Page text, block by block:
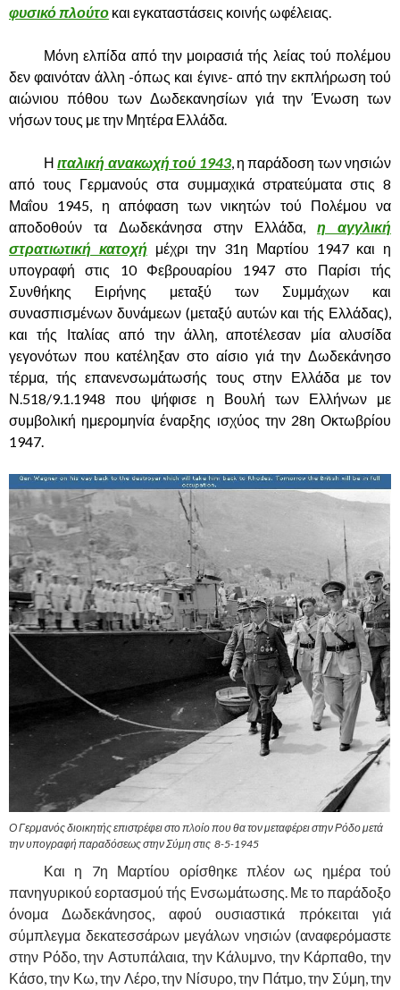
φυσικό πλούτο και εγκαταστάσεις κοινής ωφέλειας.
Μόνη ελπίδα από την μοιρασιά τής λείας τού πολέμου
δεν φαινόταν άλλη -όπως και έγινε- από την εκπλήρωση τού
αιώνιου πόθου των Δωδεκανησίων γιά την Ένωση των
νήσων τους με την Μητέρα Ελλάδα.
Ηιταλική ανακωχή τού 1943, η παράδοση των νησιών
από τους Γερμανούς στα συμμαχικά στρατεύματα στις 8
Μαΐου 1945, η απόφαση των νικητών τού Πολέμου να
αποδοθούν τα Δωδεκάνησα στην Ελλάδα, η αγγλική
στρατιωτική κατοχή μέχρι την 31η Μαρτίου 1947 και η
υπογραφή στις 10 Φεβρουαρίου 1947 στο Παρίσι τής
Συνθήκης Ειρήνης μεταξύ των Συμμάχων και
συνασπισμένων δυνάμεων (μεταξύ αυτών και τής Ελλάδας),
και τής Ιταλίας από την άλλη, αποτέλεσαν μία αλυσίδα
γεγονότων που κατέληξαν στο αίσιο γιά την Δωδεκάνησο
τέρμα, τής επανενσωμάτωσής τους στην Ελλάδα με τον
Ν.518/9.1.1948 που ψήφισε η Βουλή των Ελλήνων με
συμβολική ημερομηνία έναρξης ισχύος την 28η Οκτωβρίου
1947.
Ο Γερμανός διοικητής επιστρέφει στο πλοίο που θα τον μεταφέρει στην Ρόδο μετά
την υπογραφή παραδόσεως στην Σύμη στις 8-5-1945
Και η 7η Μαρτίου ορίσθηκε πλέον ως ημέρα τού
πανηγυρικού εορτασμού τής Ενσωμάτωσης. Με το παράδοξο
όνομα Δωδεκάνησος, αφού ουσιαστικά πρόκειται γιά
σύμπλεγμα δεκατεσσάρων μεγάλων νησιών (αναφερόμαστε
στην Ρόδο, την Αστυπάλαια, την Κάλυμνο, την Κάρπαθο, την
Κάσο, την Κω, την Λέρο, την Νίσυρο, την Πάτμο, την Σύμη, την